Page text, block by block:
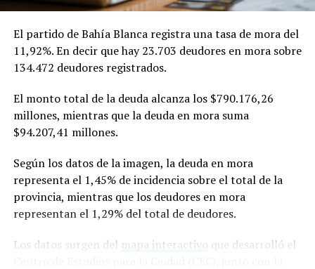
Universidad de Oxford y Oxford Brookes en
National Academy of Sciences),una de las revistas
científicas de mayor prestigio internacional. Editada por
la Academia Nacional de Ciencias de los Estados Unidos,
suele incluir investigaciones de alto impacto y ubicadas
en la frontera de los avances científicos.
El partido de Bahía Blanca registra una tasa de mora del
11,92%. En decir que hay 23.703 deudores en mora sobre
134.472 deudores registrados.
El monto total de la deuda alcanza los $790.176,26
millones, mientras que la deuda en mora suma
$94.207,41 millones.
Según los datos de la imagen, la deuda en mora
representa el 1,45% de incidencia sobre el total de la
provincia, mientras que los deudores en mora
representan el 1,29% del total de deudores.
Los datos surgen del mapa interactivo que desarrolló el